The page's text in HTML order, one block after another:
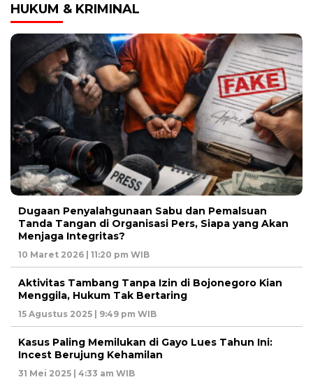
HUKUM & KRIMINAL
Dugaan Penyalahgunaan Sabu dan Pemalsuan
Tanda Tangan di Organisasi Pers, Siapa yang Akan
Menjaga Integritas?
10 Maret 2026 | 11:20 pm WIB
Aktivitas Tambang Tanpa Izin di Bojonegoro Kian
Menggila, Hukum Tak Bertaring
15 Agustus 2025 | 9:49 pm WIB
Kasus Paling Memilukan di Gayo Lues Tahun Ini:
Incest Berujung Kehamilan
31 Mei 2025 | 4:33 am WIB